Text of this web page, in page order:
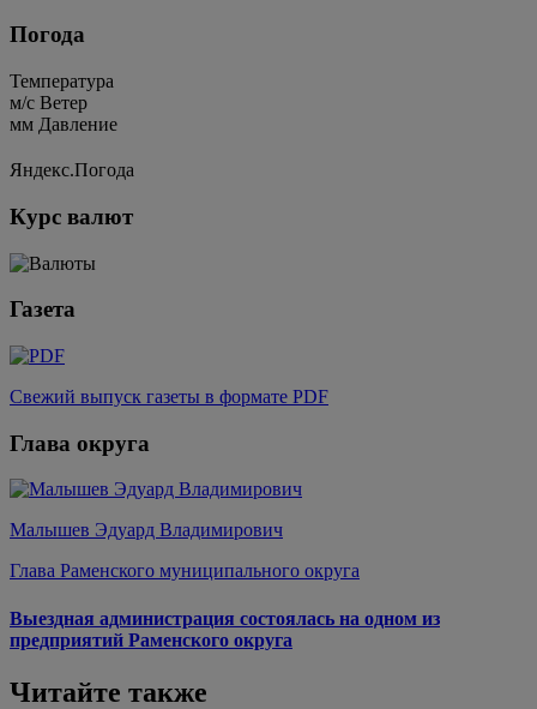
Погода
Температура
м/c Ветер
мм Давление
Яндекс.Погода
Курс валют
Газета
Свежий выпуск газеты в формате PDF
Глава округа
Малышев Эдуард Владимирович
Глава Раменского муниципального округа
Выездная администрация состоялась на одном из
предприятий Раменского округа
Читайте также